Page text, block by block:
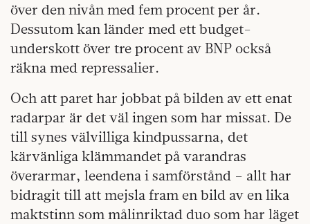
över den nivån med fem procent per år.
Dessutom kan länder med ett budget­
underskott över tre procent av BNP också
räkna med repressalier.
Och att paret har jobbat på bilden av ett enat
radarpar är det väl ingen som har missat. De
till synes välvilliga kindpussarna, det
kärvänliga klämmandet på varand­ras
överarmar, leendena i samförstånd – allt har
bidragit till att mejsla fram en bild av en lika
maktstinn som målinriktad duo som har läget